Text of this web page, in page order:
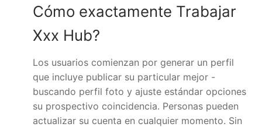
Cómo exactamente Trabajar
Xxx Hub?
Los usuarios comienzan por generar un perfil
que incluye publicar su particular mejor -
buscando perfil foto y ajuste estándar opciones
su prospectivo coincidencia. Personas pueden
actualizar su cuenta en cualquier momento. Sin